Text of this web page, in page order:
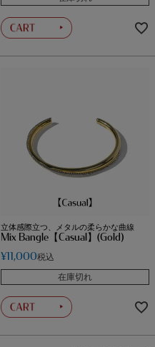
立体感際立つ、メタルの柔らかな曲線
Mix Bangle【Casual】(Gold)
¥11,000税込
在庫切れ